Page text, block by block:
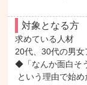
対象となる方
求めている人材
20代、30代の男女
◆「なんか面白そ